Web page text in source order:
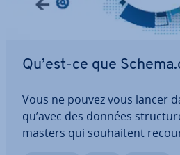
Qu’est-ce que
Vous ne pouvez vous lancer
qu’avec des données
mas­ters qui sou­hai­tent